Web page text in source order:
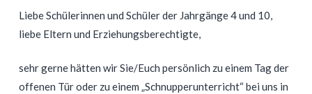
Liebe Schülerinnen und Schüler der Jahrgänge 4 und 10,
liebe Eltern und Erziehungsberechtigte,
sehr gerne hätten wir Sie/Euch persönlich zu einem Tag der
offenen Tür oder zu einem „Schnupperunterricht“ bei uns in